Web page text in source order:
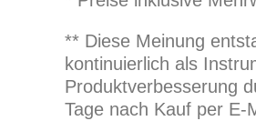
** Diese Meinung
kontinuierlich als
Produktverbesserung
Tage nach Kauf per E-